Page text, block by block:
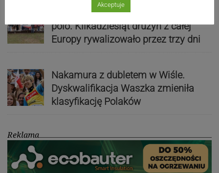
Kaniów stolicą europejskiego kajak
polo. Kilkadziesiąt drużyn z całej
Europy rywalizowało przez trzy dni
Nakamura z dubletem w Wiśle.
Dyskwalifikacja Waszka zmieniła
klasyfikację Polaków
Reklama
Akceptuje